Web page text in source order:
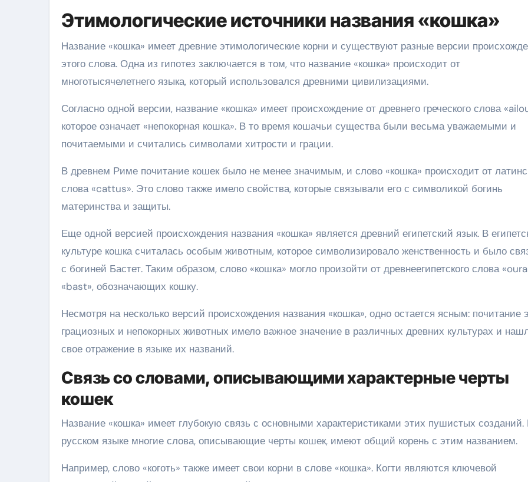
Этимологические источники названия «кошка»
Название «кошка» имеет древние этимологические корни и существуют разные версии
этого слова. Одна из гипотез заключается в том, что название «кошка» происходит от
многотысячелетнего языка, который использовался древними цивилизациями.
Согласно одной версии, название «кошка» имеет происхождение от древнего греческого слова
которое означает «непокорная кошка». В то время кошачьи существа были весьма уважаемыми и
почитаемыми и считались символами хитрости и грации.
В древнем Риме почитание кошек было не менее значимым, и слово «кошка» происходит от
слова «cattus». Это слово также имело свойства, которые связывали его с символикой богинь
материнства и защиты.
Еще одной версией происхождения названия «кошка» является древний египетский язык. В
культуре кошка считалась особым животным, которое символизировало женственность и было
с богиней Бастет. Таким образом, слово «кошка» могло произойти от древнеегипетского слова
«bast», обозначающих кошку.
Несмотря на несколько версий происхождения названия «кошка», одно остается ясным: почитание
грациозных и непокорных животных имело важное значение в различных древних культурах и
свое отражение в языке их названий.
Связь со словами, описывающими характерные черты
кошек
Название «кошка» имеет глубокую связь с основными характеристиками этих пушистых созданий.
русском языке многие слова, описывающие черты кошек, имеют общий корень с этим названием.
Например, слово «коготь» также имеет свои корни в слове «кошка». Когти являются ключевой